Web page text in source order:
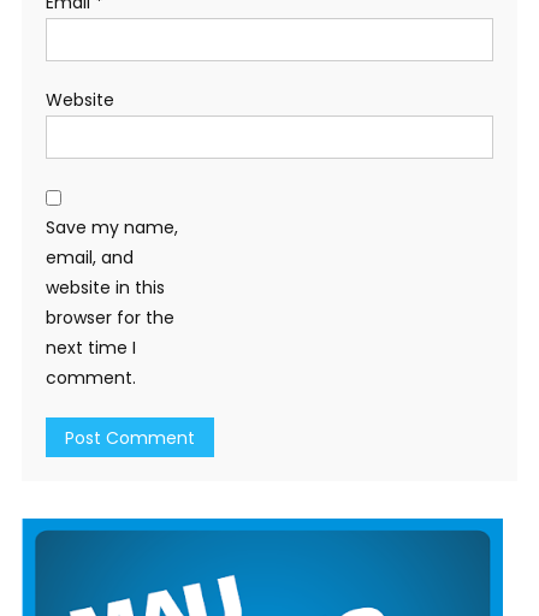
Website
Save my name,
email, and
website in this
browser for the
next time I
comment.